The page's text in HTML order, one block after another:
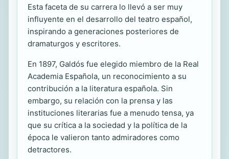
Esta faceta de su carrera lo llevó a ser muy
influyente en el desarrollo del teatro español,
inspirando a generaciones posteriores de
dramaturgos y escritores.
En 1897, Galdós fue elegido miembro de la Real
Academia Española, un reconocimiento a su
contribución a la literatura española. Sin
embargo, su relación con la prensa y las
instituciones literarias fue a menudo tensa, ya
que su crítica a la sociedad y la política de la
época le valieron tanto admiradores como
detractores.